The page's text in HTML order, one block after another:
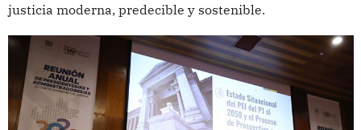
justicia moderna, predecible y sostenible.